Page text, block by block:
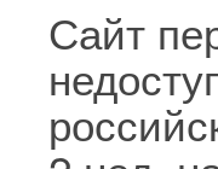
Сайт